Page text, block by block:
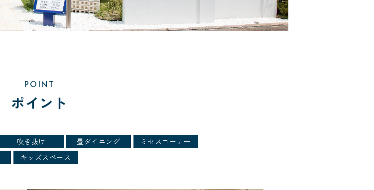
POINT
ポイント
吹き抜け 畳ダイニング
ミセスコーナー
キッズスペース